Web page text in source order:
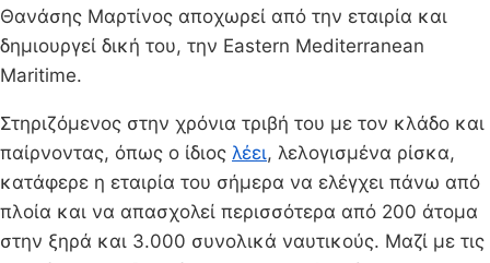
Θανάσης Μαρτίνος αποχωρεί από την εταιρία και
δημιουργεί δική του, την Eastern Mediterranean
Maritime.
Στηριζόμενος στην χρόνια τριβή του με τον κλάδο και
παίρνοντας, όπως ο ίδιος λέει, λελογισμένα ρίσκα,
κατάφερε η εταιρία του σήμερα να ελέγχει πάνω από
πλοία και να απασχολεί περισσότερα από 200 άτομα
στην ξηρά και 3.000 συνολικά ναυτικούς. Μαζί με τις